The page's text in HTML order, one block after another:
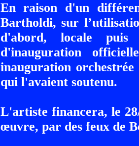
En raison d'un
Bartholdi, sur
d'abord, locale
d'inauguration
inauguration
qui l'avaient soutenu.
L'artiste financera, le
œuvre, par des feux de